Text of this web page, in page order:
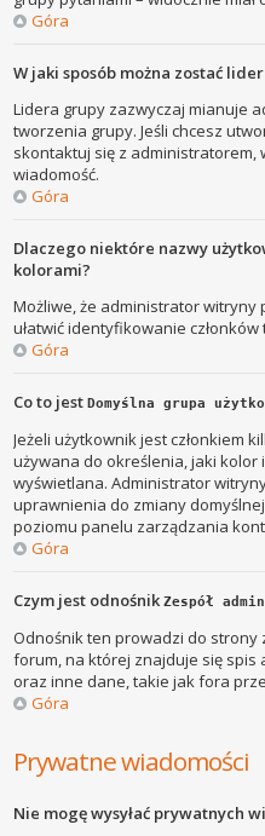
Góra
W jaki sposób można zostać
Lidera grupy zazwyczaj mianuje
tworzenia grupy. Jeśli chcesz
skontaktuj się z administratorem,
wiadomość.
Góra
Dlaczego niektóre nazwy
kolorami?
Możliwe, że administrator witryny
ułatwić identyfikowanie członków
Góra
Co to jestDomyślna grupa
Jeżeli użytkownik jest członkiem
używana do określenia, jaki kolor
wyświetlana. Administrator
uprawnienia do zmiany
poziomu panelu zarządzania
Góra
Czym jest odnośnikZespół
Odnośnik ten prowadzi do
forum, na której znajduje się
oraz inne dane, takie jak fora
Góra
Prywatne wiadomości
Nie mogę wysyłać prywatnych